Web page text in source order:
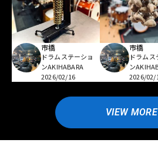
市橋
ドラムステーショ
ンAKIHABARA
2026/02/16
市橋
ドラムス
ン
2026/02/
VIEW MORE